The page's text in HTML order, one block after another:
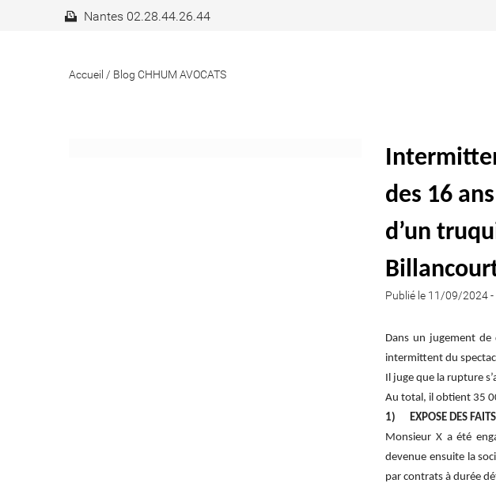
Nantes 02.28.44.26.44
Accueil / Blog CHHUM AVOCATS
des 16
d’un
Publié le 11/09/2024-
Dans un jugement de
intermittent du
Il juge que la rupture
Au total, il obtient 35
1) EXPOSE DES FAITS
Monsieur X a été
devenue ensuite la
par contrats à durée